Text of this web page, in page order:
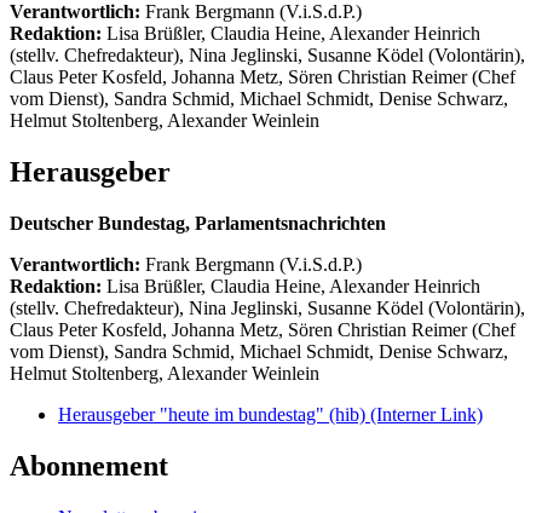
Verantwortlich: Frank Bergmann (V.i.S.d.P.)
Redaktion: Lisa Brüßler, Claudia Heine, Alexander Heinrich
(stellv. Chefredakteur), Nina Jeglinski, Susanne Ködel (Volontärin),
Claus Peter Kosfeld, Johanna Metz, Sören Christian Reimer (Chef
vom Dienst), Sandra Schmid, Michael Schmidt, Denise Schwarz,
Helmut Stoltenberg, Alexander Weinlein
Herausgeber
Deutscher Bundestag, Parlamentsnachrichten
Verantwortlich: Frank Bergmann (V.i.S.d.P.)
Redaktion: Lisa Brüßler, Claudia Heine, Alexander Heinrich
(stellv. Chefredakteur), Nina Jeglinski, Susanne Ködel (Volontärin),
Claus Peter Kosfeld, Johanna Metz, Sören Christian Reimer (Chef
vom Dienst), Sandra Schmid, Michael Schmidt, Denise Schwarz,
Helmut Stoltenberg, Alexander Weinlein
Herausgeber "heute im bundestag" (hib) (Interner Link)
Abonnement